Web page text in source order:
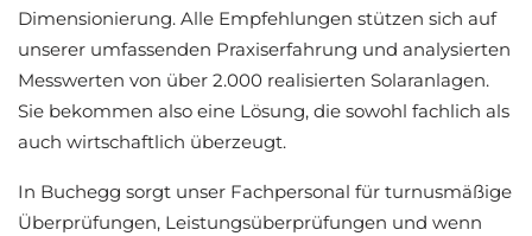
Dimensionierung. Alle Empfehlungen stützen sich auf
unserer umfassenden Praxiserfahrung und analysierten
Messwerten von über 2.000 realisierten Solaranlagen.
Sie bekommen also eine Lösung, die sowohl fachlich als
auch wirtschaftlich überzeugt.
In Buchegg sorgt unser Fachpersonal für turnusmäßige
Überprüfungen, Leistungsüberprüfungen und wenn